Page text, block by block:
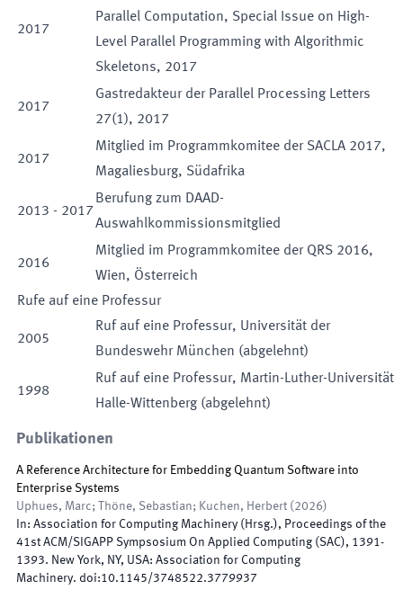
2017
Parallel Computation, Special Issue on High-
Level Parallel Programming with Algorithmic
Skeletons, 2017
2017
Gastredakteur der Parallel Processing Letters
27(1), 2017
2017
Mitglied im Programmkomitee der SACLA 2017,
Magaliesburg, Südafrika
2013 - 2017
Berufung zum DAAD-
Auswahlkommissionsmitglied
2016
Mitglied im Programmkomitee der QRS 2016,
Wien, Österreich
Rufe auf eine Professur
2005
Ruf auf eine Professur, Universität der
Bundeswehr München (abgelehnt)
1998
Ruf auf eine Professur, Martin-Luther-Universität
Halle-Wittenberg (abgelehnt)
Publikationen
A Reference Architecture for Embedding Quantum Software into
Enterprise Systems
Uphues, Marc; Thöne, Sebastian; Kuchen, Herbert ( 2026)
In: Association for Computing Machinery ( Hrsg.), Proceedings of the
41st ACM/SIGAPP Sympsosium On Applied Computing (SAC), 1391-
1393. New York, NY, USA: Association for Computing
Machinery. doi:10.1145/3748522.3779937